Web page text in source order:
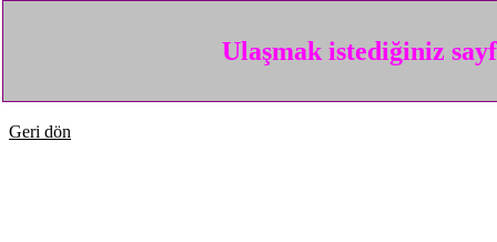
Ulaşmak istediğiniz
Geri dön